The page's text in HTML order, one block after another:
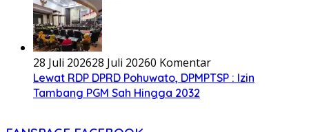
28 Juli 202628 Juli 20260 Komentar
Lewat RDP DPRD Pohuwato, DPMPTSP : Izin
Tambang PGM Sah Hingga 2032